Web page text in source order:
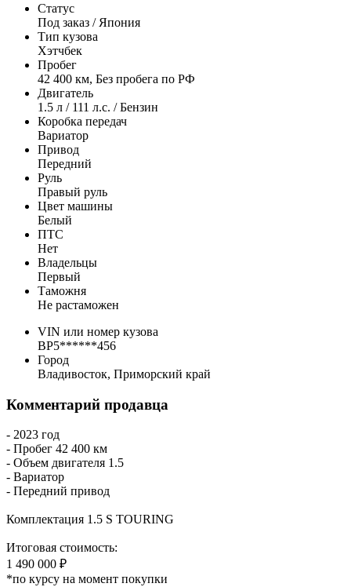
Статус
Под заказ / Япония
Тип кузова
Хэтчбек
Пробег
42 400 км, Без пробега по РФ
Двигатель
1.5 л / 111 л.с. / Бензин
Коробка передач
Вариатор
Привод
Передний
Руль
Правый руль
Цвет машины
Белый
ПТС
Нет
Владельцы
Первый
Таможня
Не растаможен
VIN или номер кузова
BP5******456
Город
Владивосток, Приморский край
Комментарий продавца
- 2023 год
- Пробег 42 400 км
- Объем двигателя 1.5
- Вариатор
- Передний привод
Комплектация 1.5 S TOURING
Итоговая стоимость:
1 490 000 ₽
*по курсу на момент покупки